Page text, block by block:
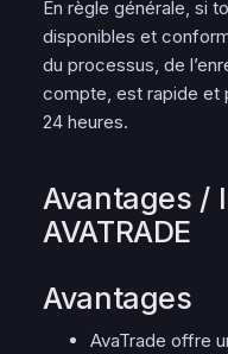
En règle générale, si
disponibles et
du processus, de
compte, est rapide et
24 heures.
Avantages /
AVATRADE
Avantages
AvaTrade offre